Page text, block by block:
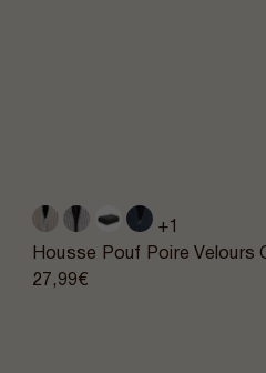
+1
Housse Pouf Poire Velours
27,99€